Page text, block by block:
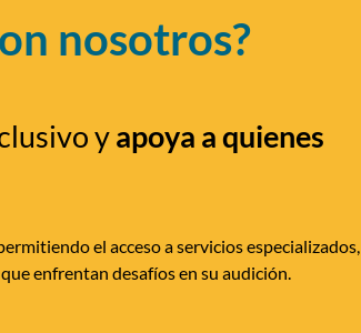
nosotros?
yapoya a quienes
el acceso a servicios especializados,
enfrentan desafíos en su audición.